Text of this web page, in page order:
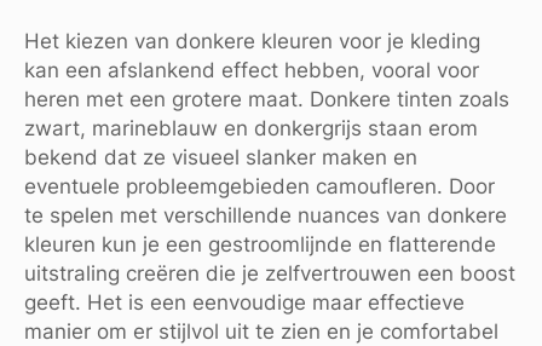
Het kiezen van donkere kleuren voor je kleding
kan een afslankend effect hebben, vooral voor
heren met een grotere maat. Donkere tinten zoals
zwart, marineblauw en donkergrijs staan erom
bekend dat ze visueel slanker maken en
eventuele probleemgebieden camoufleren. Door
te spelen met verschillende nuances van donkere
kleuren kun je een gestroomlijnde en flatterende
uitstraling creëren die je zelfvertrouwen een boost
geeft. Het is een eenvoudige maar effectieve
manier om er stijlvol uit te zien en je comfortabel